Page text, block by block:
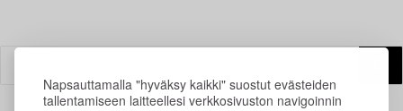
Napsauttamalla "hyväksy kaikki" suostut evästeiden
tallentamiseen laitteellesi verkkosivuston navigoinnin